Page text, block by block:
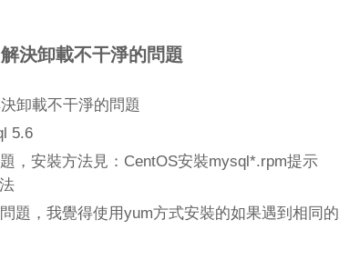
決卸載不干淨的問題
卸載不干淨的問題
5.6
，安裝方法見：CentOS安裝mysql*.rpm提示
題，我覺得使用yum方式安裝的如果遇到相同的